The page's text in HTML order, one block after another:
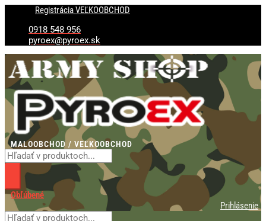
PreskočiťRegistrácia VEĽKOOBCHOD
0918 548 956
pyroex@pyroex.sk
MALOOBCHOD / VEĽKOOBCHOD
Products
Obľúbené
Prihlásenie
Products